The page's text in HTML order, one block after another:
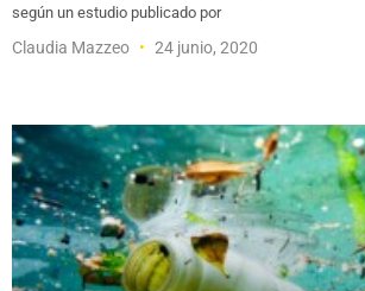
según un estudio publicado por
Claudia Mazzeo 24 junio, 2020